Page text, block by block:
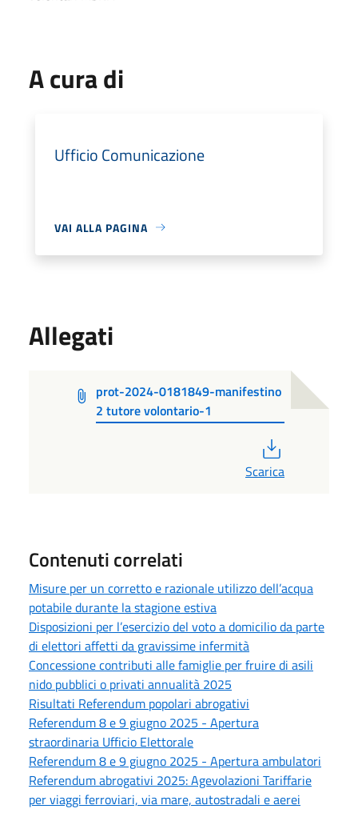
A cura di
Ufficio Comunicazione
VAI ALLA PAGINA
Allegati
prot-2024-0181849-manifestino
2 tutore volontario-1
Scarica
Contenuti correlati
Misure per un corretto e razionale utilizzo dell’acqua
potabile durante la stagione estiva
Disposizioni per l’esercizio del voto a domicilio da parte
di elettori affetti da gravissime infermità
Concessione contributi alle famiglie per fruire di asili
nido pubblici o privati annualità 2025
Risultati Referendum popolari abrogativi
Referendum 8 e 9 giugno 2025 - Apertura
straordinaria Ufficio Elettorale
Referendum 8 e 9 giugno 2025 - Apertura ambulatori
Referendum abrogativi 2025: Agevolazioni Tariffarie
per viaggi ferroviari, via mare, autostradali e aerei